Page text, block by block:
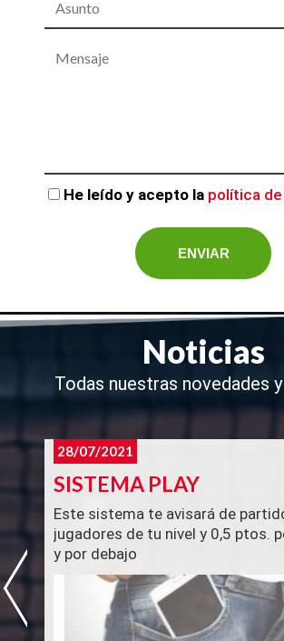
He leído y acepto la política
Noticias
Todas nuestras novedades
28/07/2021
SISTEMA PLAY
Este sistema te avisará de
jugadores de tu nivel y 0,5 ptos.
y por debajo
El nivel es:
5a categoría (1-2) 4a
3a categoría (3-4) 2a